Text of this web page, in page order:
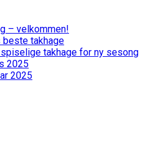
– velkommen!
takhage
takhage for ny sesong
2025
2025